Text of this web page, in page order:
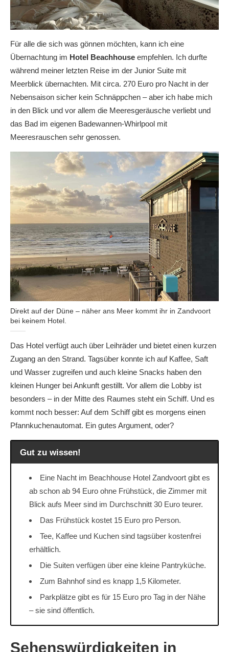
Für alle die sich was gönnen möchten, kann ich eine
Übernachtung im Hotel Beachhouse empfehlen. Ich durfte
während meiner letzten Reise im der Junior Suite mit
Meerblick übernachten. Mit circa. 270 Euro pro Nacht in der
Nebensaison sicher kein Schnäppchen – aber ich habe mich
in den Blick und vor allem die Meeresgeräusche verliebt und
das Bad im eigenen Badewannen-Whirlpool mit
Meeresrauschen sehr genossen.
Direkt auf der Düne – näher ans Meer kommt ihr in Zandvoort
bei keinem Hotel.
Das Hotel verfügt auch über Leihräder und bietet einen kurzen
Zugang an den Strand. Tagsüber konnte ich auf Kaffee, Saft
und Wasser zugreifen und auch kleine Snacks haben den
kleinen Hunger bei Ankunft gestillt. Vor allem die Lobby ist
besonders – in der Mitte des Raumes steht ein Schiff. Und es
kommt noch besser: Auf dem Schiff gibt es morgens einen
Pfannkuchenautomat. Ein gutes Argument, oder?
Gut zu wissen!
Eine Nacht im Beachhouse Hotel Zandvoort gibt es
ab schon ab 94 Euro ohne Frühstück, die Zimmer mit
Blick aufs Meer sind im Durchschnitt 30 Euro teurer.
Das Frühstück kostet 15 Euro pro Person.
Tee, Kaffee und Kuchen sind tagsüber kostenfrei
erhältlich.
Die Suiten verfügen über eine kleine Pantryküche.
Zum Bahnhof sind es knapp 1,5 Kilometer.
Parkplätze gibt es für 15 Euro pro Tag in der Nähe
– sie sind öffentlich.
Sehenswürdigkeiten in